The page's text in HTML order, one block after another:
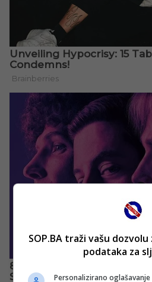
SOP.BA traži vašu
podataka za
Personalizirano